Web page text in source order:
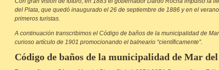
del Plata, que quedó inaugurado el 26 de septiembre de 1886 y en el
primeros turistas.
A continuación transcribimos el Código de baños de la municipalidad de
curioso artículo de 1901 promocionando el balneario “científicamente”.
Código de baños de la municipalidad de Mar